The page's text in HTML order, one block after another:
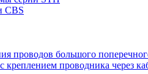
CBS
проводов большого
проводника через